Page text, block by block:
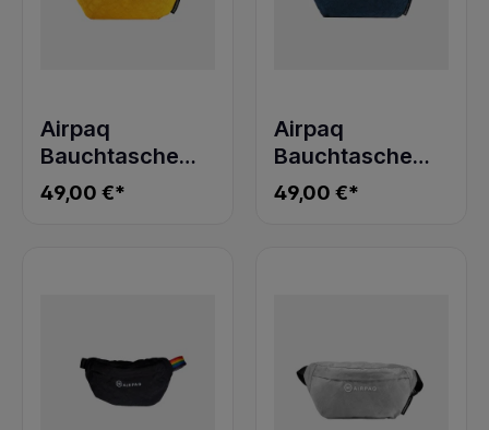
Airpaq
Bauchtasche
Hip Baq Gelb
49,00 €*
Airpaq
Bauchtasche
Hip Baq Blau
49,00 €*